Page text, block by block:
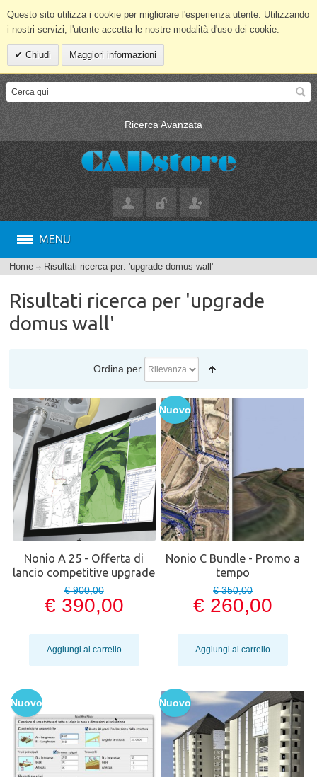
Questo sito utilizza i cookie per migliorare l'esperienza utente. Utilizzando
i nostri servizi, l'utente accetta le nostre modalità d'uso dei cookie.
Chiudi Maggiori informazioni
Ricerca Avanzata
MENU
Home Risultati ricerca per: 'upgrade domus wall'
Risultati ricerca per 'upgrade
domus wall'
Ordina per
Nonio A 25 - Offerta di
lancio competitive upgrade
€ 900,00
€ 390,00
Aggiungi al carrello
Nuovo
Nonio C Bundle - Promo a
tempo
€ 350,00
€ 260,00
Aggiungi al carrello
Nuovo Nuovo